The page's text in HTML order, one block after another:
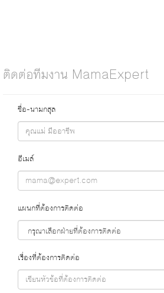
ติดต่อทีมงาน MamaExpert
ชื่อ-นามกสุล
อีเมล์
แผนกที่ต้องการติดต่อ
เรื่องที่ต้องการติดต่อ